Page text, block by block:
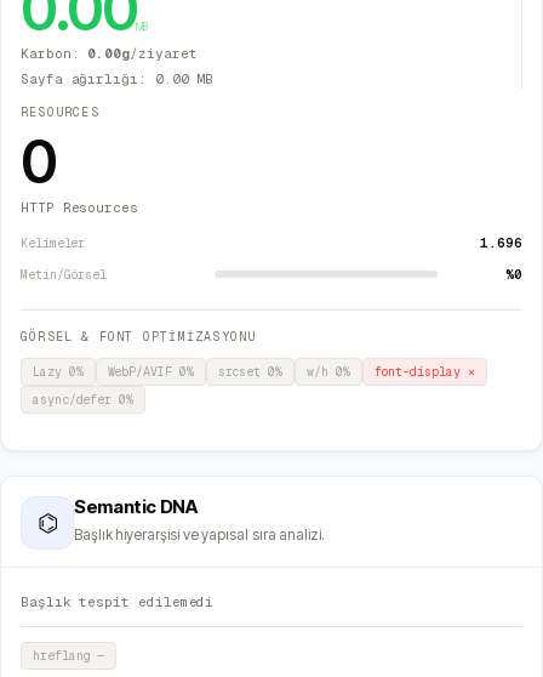
MB
Karbon: 0.00g/ziyaret
Sayfa ağırlığı: 0.00MB
RESOURCES
0
HTTP Resources
Kelimeler 1.696
Metin/Görsel %0
GÖRSEL & FONT OPTİMİZASYONU
Lazy 0% WebP/AVIF 0% srcset0% w/h 0% font-display ✕
async/defer0%
⌬
Semantic DNA
Başlık hiyerarşisi ve yapısal sıra analizi.
Başlık tespit edilemedi
hreflang—